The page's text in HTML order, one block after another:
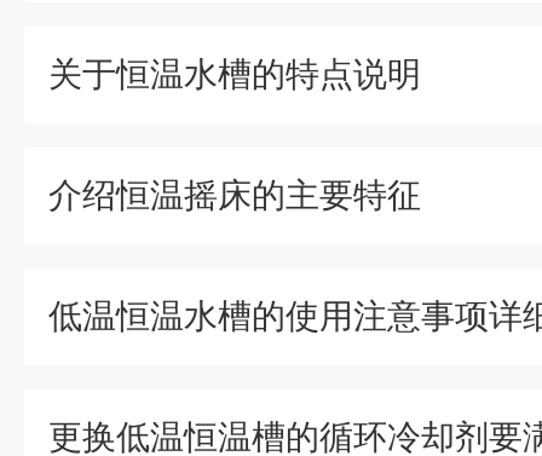
关于恒温水槽的特点说明
介绍恒温摇床的主要特征
低温恒温水槽的使用注意事项详